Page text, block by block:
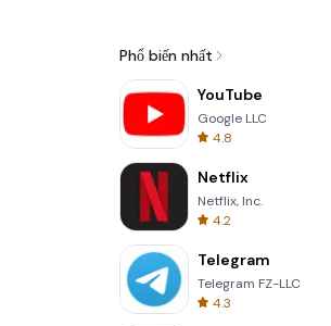
Phổ biến nhất
YouTube
Google LLC
4.8
Netflix
Netflix, Inc.
4.2
Telegram
Telegram FZ-LLC
4.3